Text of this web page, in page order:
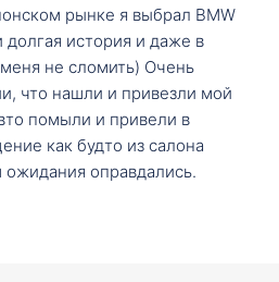
рынке я выбрал BMW
долгая история и даже в
не сломить) Очень
что нашли и привезли мой
помыли и привели в
как будто из салона
оправдались.